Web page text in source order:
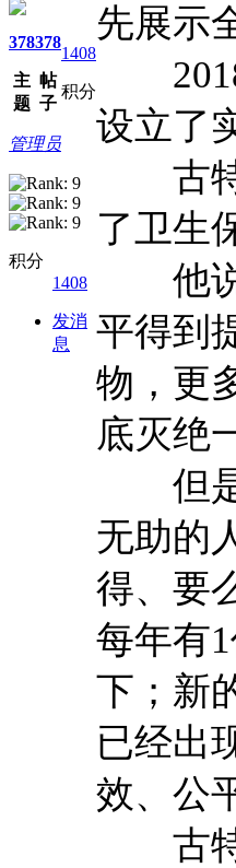
378
主
题
378
帖
子
1408
积分
管理员
积分
1408
发消
息
先展示
2018
设立了
古特
了卫生
他说
平得到
物，更
底灭绝
但是
无助的
得、要
每年有
下；新
已经出
效、公
古特